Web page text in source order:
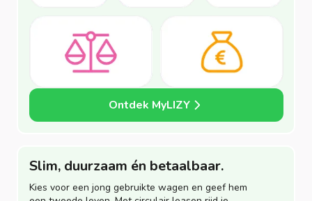
Ontdek MyLIZY
Slim, duurzaam én betaalbaar.
Kies voor een jong gebruikte wagen en geef hem